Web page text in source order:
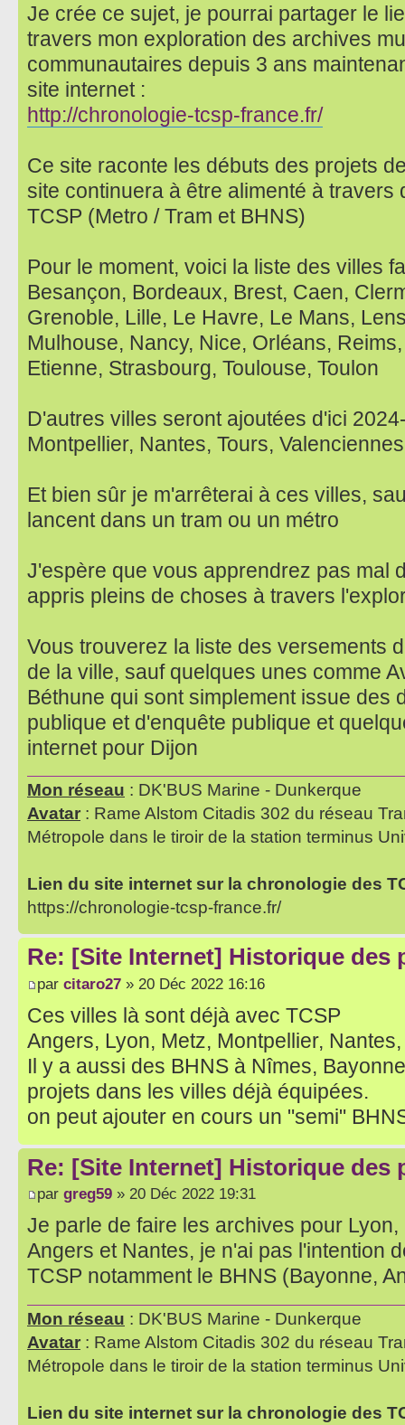
Je crée ce sujet, je pourrai partager le
travers mon exploration des archives
communautaires depuis 3 ans
site internet :
http://chronologie-tcsp-france.fr/
Ce site raconte les débuts des projets
site continuera à être alimenté à travers
TCSP (Metro / Tram et BHNS)
Pour le moment, voici la liste des villes
Besançon, Bordeaux, Brest, Caen,
Grenoble, Lille, Le Havre, Le Mans,
Mulhouse, Nancy, Nice, Orléans,
Etienne, Strasbourg, Toulouse, Toulon
D'autres villes seront ajoutées d'ici
Montpellier, Nantes, Tours, Valenciennes
Et bien sûr je m'arrêterai à ces villes,
lancent dans un tram ou un métro
J'espère que vous apprendrez pas mal
appris pleins de choses à travers
Vous trouverez la liste des versements
de la ville, sauf quelques unes comme
Béthune qui sont simplement issue des
publique et d'enquête publique et
internet pour Dijon
Mon réseau : DK'BUS Marine - Dunkerque
Avatar : Rame Alstom Citadis 302 du réseau
Métropole dans le tiroir de la station terminus
Lien du site internet sur la chronologie des
https://chronologie-tcsp-france.fr/
Re: [Site Internet] Historique des
par citaro27 » 20 Déc 2022 16:16
Ces villes là sont déjà avec TCSP
Angers, Lyon, Metz, Montpellier,
Il y a aussi des BHNS à Nîmes,
projets dans les villes déjà équipées.
on peut ajouter en cours un "semi"
Re: [Site Internet] Historique des
par greg59 » 20 Déc 2022 19:31
Je parle de faire les archives pour
Angers et Nantes, je n'ai pas l'intention
TCSP notamment le BHNS (Bayonne,
Mon réseau : DK'BUS Marine - Dunkerque
Avatar : Rame Alstom Citadis 302 du réseau
Métropole dans le tiroir de la station terminus
Lien du site internet sur la chronologie des